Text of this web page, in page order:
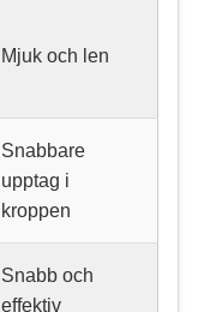
Mjuk och len
Snabbare
upptag i
kroppen
Snabb och
effektiv